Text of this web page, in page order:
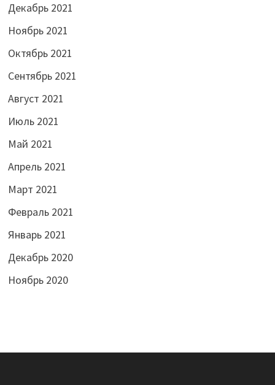
Декабрь 2021
Ноябрь 2021
Октябрь 2021
Сентябрь 2021
Август 2021
Июль 2021
Май 2021
Апрель 2021
Март 2021
Февраль 2021
Январь 2021
Декабрь 2020
Ноябрь 2020